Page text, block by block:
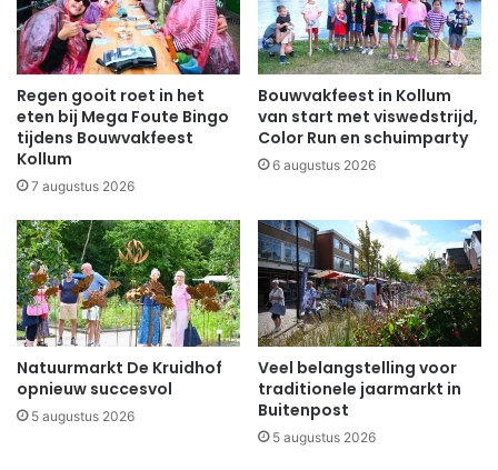
Regen gooit roet in het
eten bij Mega Foute Bingo
tijdens Bouwvakfeest
Kollum
7 augustus 2026
Bouwvakfeest in Kollum
van start met viswedstrijd,
Color Run en schuimparty
6 augustus 2026
Natuurmarkt De Kruidhof
opnieuw succesvol
5 augustus 2026
Veel belangstelling voor
traditionele jaarmarkt in
Buitenpost
5 augustus 2026